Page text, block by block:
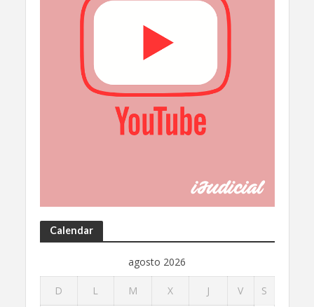
Calendar
agosto 2026
D L M X J V S